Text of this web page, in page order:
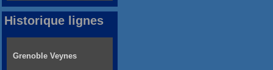
Historique lignes
Grenoble Veynes